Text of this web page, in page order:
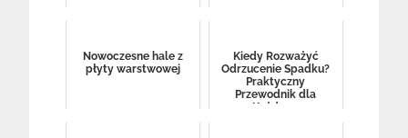
Nowoczesne hale z
płyty warstwowej
Kiedy Rozważyć
Odrzucenie Spadku?
Praktyczny
Przewodnik dla
Każdego